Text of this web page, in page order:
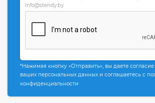
info@stendy.by
*Нажимая кнопку «Отправить», вы даете
ваших персональных данных и соглашаетесь с
конфиденциальности